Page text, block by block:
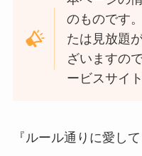
のものです
たは見放題
ざいますの
ービスサイ
『ルール通りに愛し